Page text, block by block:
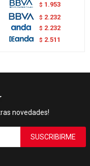
$ 1.953
$ 2.232
$ 2.232
$ 2.511
novedades!
SUSCRIBIRME